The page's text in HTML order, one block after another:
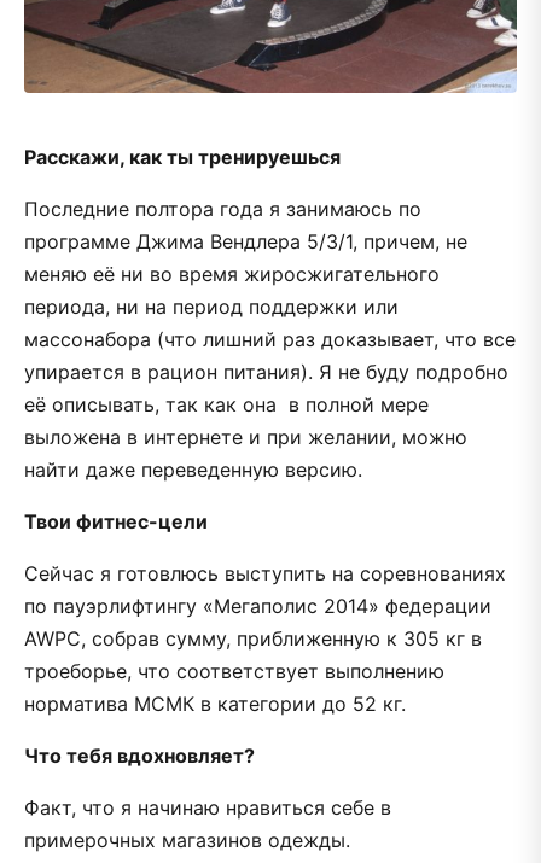
Расскажи, как ты тренируешься
Последние полтора года я занимаюсь по
программе Джима Вендлера 5/3/1, причем, не
меняю её ни во время жиросжигательного
периода, ни на период поддержки или
массонабора (что лишний раз доказывает, что все
упирается в рацион питания). Я не буду подробно
её описывать, так как она в полной мере
выложена в интернете и при желании, можно
найти даже переведенную версию.
Твои фитнес-цели
Сейчас я готовлюсь выступить на соревнованиях
по пауэрлифтингу «Мегаполис 2014» федерации
AWPC, собрав сумму, приближенную к 305 кг в
троеборье, что соответствует выполнению
норматива МСМК в категории до 52 кг.
Что тебя вдохновляет?
Факт, что я начинаю нравиться себе в
примерочных магазинов одежды.